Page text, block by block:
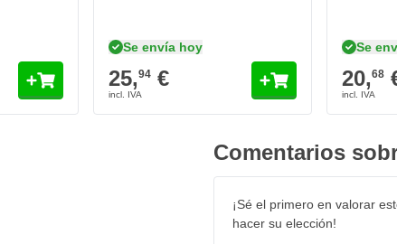
Transmisión de 1 litro
Se envía hoy
25,94 €
Se
20,68
Comentarios
¡Sé el primero en valorar
hacer su elección!